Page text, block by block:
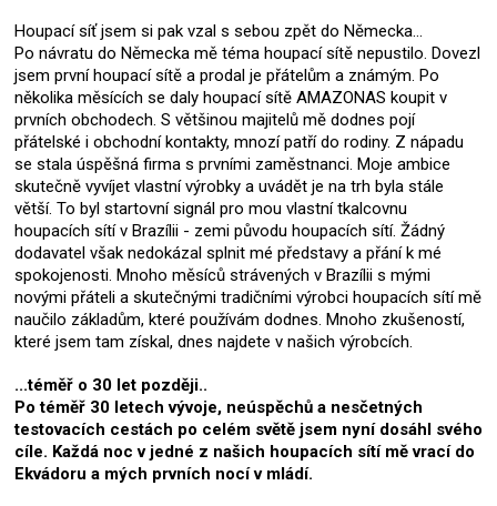
Houpací síť jsem si pak vzal s sebou zpět do Německa...
Po návratu do Německa mě téma houpací sítě nepustilo. Dovezl
jsem první houpací sítě a prodal je přátelům a známým. Po
několika měsících se daly houpací sítě AMAZONAS koupit v
prvních obchodech. S většinou majitelů mě dodnes pojí
přátelské i obchodní kontakty, mnozí patří do rodiny. Z nápadu
se stala úspěšná firma s prvními zaměstnanci. Moje ambice
skutečně vyvíjet vlastní výrobky a uvádět je na trh byla stále
větší. To byl startovní signál pro mou vlastní tkalcovnu
houpacích sítí v Brazílii - zemi původu houpacích sítí. Žádný
dodavatel však nedokázal splnit mé představy a přání k mé
spokojenosti. Mnoho měsíců strávených v Brazílii s mými
novými přáteli a skutečnými tradičními výrobci houpacích sítí mě
naučilo základům, které používám dodnes. Mnoho zkušeností,
které jsem tam získal, dnes najdete v našich výrobcích.
...téměř o 30 let později..
Po téměř 30 letech vývoje, neúspěchů a nesčetných
testovacích cestách po celém světě jsem nyní dosáhl svého
cíle. Každá noc v jedné z našich houpacích sítí mě vrací do
Ekvádoru a mých prvních nocí v mládí.